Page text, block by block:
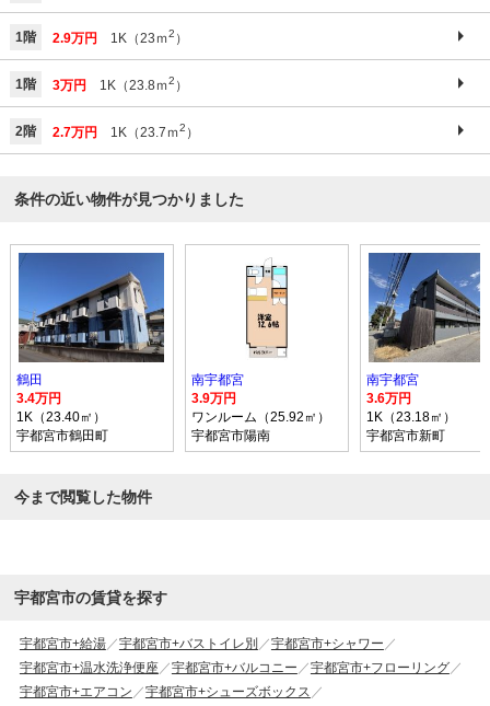
1階 2.9万円 1K（23ｍ2 ）
1階 3万円 1K（23.8ｍ2 ）
2階 2.7万円 1K（23.7ｍ2 ）
条件の近い物件が見つかりました
鶴田
3.4万円
1K（23.40㎡）
宇都宮市鶴田町
南宇都宮
3.9万円
ワンルーム（25.92㎡）
宇都宮市陽南
南宇都宮
3.6万円
1K（23.18㎡）
宇都宮市新町
今まで閲覧した物件
宇都宮市の賃貸を探す
宇都宮市+給湯 宇都宮市+バストイレ別
宇都宮市+シャワー
宇都宮市+温水洗浄便座
宇都宮市+バルコニー
宇都宮市+フローリング
宇都宮市+エアコン
宇都宮市+シューズボックス